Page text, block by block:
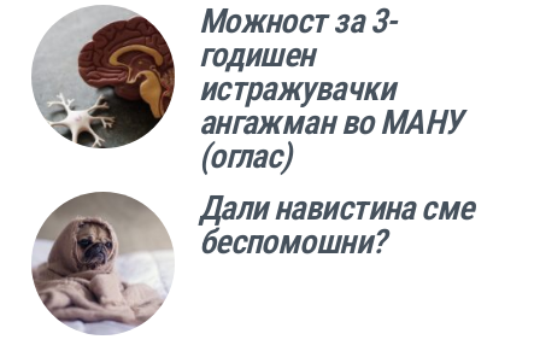
Можност за 3-
годишен
истражувачки
ангажман во МАНУ
(оглас)
Дали навистина сме
беспомошни?